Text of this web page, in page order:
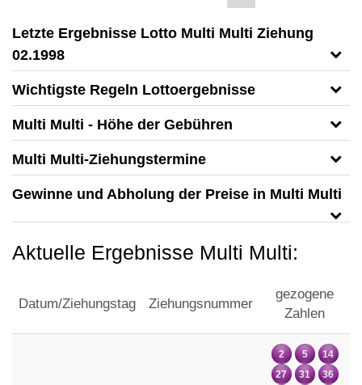
Letzte Ergebnisse Lotto Multi Multi Ziehung
02.1998
Wichtigste Regeln Lottoergebnisse
Multi Multi - Höhe der Gebühren
Multi Multi-Ziehungstermine
Gewinne und Abholung der Preise in Multi Multi
Aktuelle Ergebnisse Multi Multi:
Datum/Ziehungstag Ziehungsnummer
gezogene
Zahlen
2 5
14
27
31
36